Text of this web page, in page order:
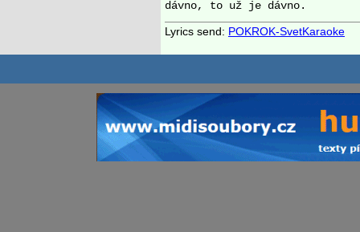
Lyrics send: POKROK-SvetKaraoke